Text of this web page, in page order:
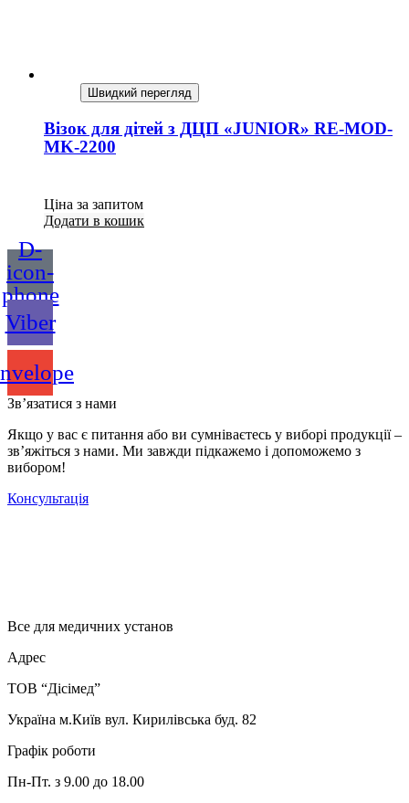
Швидкий перегляд
Візок для дітей з ДЦП «JUNIOR» RE-MOD-
MK-2200
Ціна за запитом
Додати в кошик
D-
icon-
phone
Viber
Зв’язатися з нами
Якщо у вас є питання або ви сумніваєтесь у виборі продукції –
зв’яжіться з нами. Ми завжди підкажемо і допоможемо з
вибором!
Консультація
Все для медичних установ
Адрес
ТОВ “Дісімед”
Україна м.Київ вул. Кирилівська буд. 82
Графік роботи
Пн-Пт. з 9.00 до 18.00